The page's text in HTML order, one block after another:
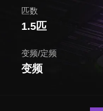
匹数
1.5匹
变频/定频
变频